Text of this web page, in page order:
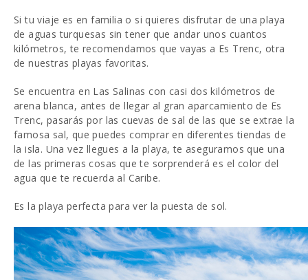
Si tu viaje es en familia o si quieres disfrutar de una playa
de aguas turquesas sin tener que andar unos cuantos
kilómetros, te recomendamos que vayas a Es Trenc, otra
de nuestras playas favoritas.
Se encuentra en Las Salinas con casi dos kilómetros de
arena blanca, antes de llegar al gran aparcamiento de Es
Trenc, pasarás por las cuevas de sal de las que se extrae la
famosa sal, que puedes comprar en diferentes tiendas de
la isla. Una vez llegues a la playa, te aseguramos que una
de las primeras cosas que te sorprenderá es el color del
agua que te recuerda al Caribe.
Es la playa perfecta para ver la puesta de sol.